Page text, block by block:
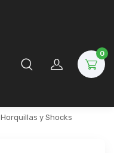
0
Horquillas y Shocks